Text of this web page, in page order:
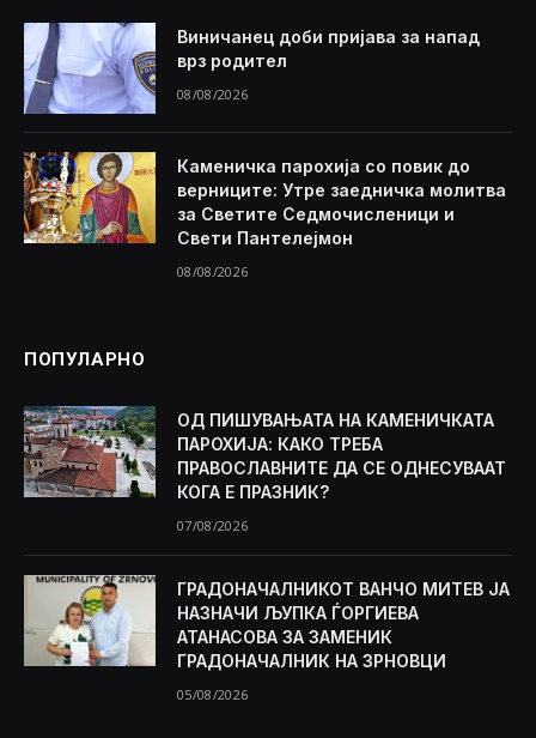
Виничанец доби пријава за напад
врз родител
08/08/2026
Каменичка парохија со повик до
верниците: Утре заедничка молитва
за Светите Седмочисленици и
Свети Пантелејмон
08/08/2026
ПОПУЛАРНО
ОД ПИШУВАЊАТА НА КАМЕНИЧКАТА
ПАРОХИЈА: КАКО ТРЕБА
ПРАВОСЛАВНИТЕ ДА СЕ ОДНЕСУВААТ
КОГА Е ПРАЗНИК?
07/08/2026
ГРАДОНАЧАЛНИКОТ ВАНЧО МИТЕВ ЈА
НАЗНАЧИ ЉУПКА ЃОРГИЕВА
АТАНАСОВА ЗА ЗАМЕНИК
ГРАДОНАЧАЛНИК НА ЗРНОВЦИ
05/08/2026